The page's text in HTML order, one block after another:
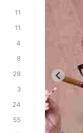
11
11
4
8
28
3
24
55